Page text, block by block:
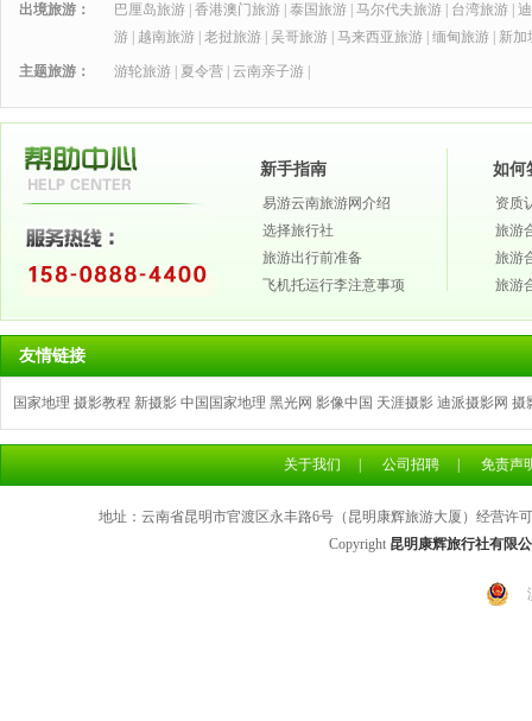
出境旅游： 巴厘岛旅游 香港澳门旅游 泰国旅游 马尔代夫旅游 台湾旅游
游
越南旅游 老挝旅游 吴哥旅游 马来西亚旅游 缅甸旅游 新加
主题旅游： 游轮旅游 夏令营 云南亲子游
新手指南
易游云南旅游网介绍
选择旅行社
旅游出行前准备
飞机托运行李注意事项
如何
资质
旅游
旅游
旅游
友情链接
国家地理 摄影教程 新摄影 中国国家地理 黑光网 影像中国 天涯摄影 迪派摄影网 摄
关于我们 公司招聘 免责声
地址：云南省昆明市官渡区永丰路6号（昆明康辉旅游大厦）经营许
Copyright 昆明康辉旅行社有限